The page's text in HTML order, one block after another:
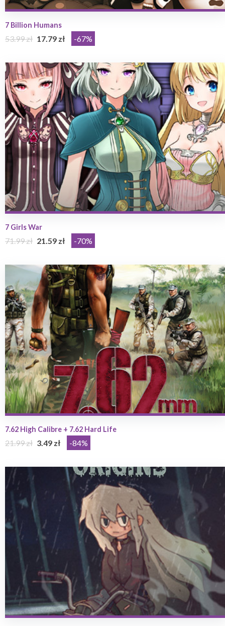
7 Billion Humans
53.99 zł 17.79 zł -67%
7 Girls War
71.99 zł 21.59 zł -70%
7.62 High Calibre + 7.62 Hard Life
21.99 zł 3.49 zł -84%